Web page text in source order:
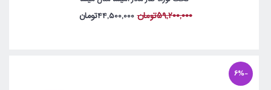
59,200,000تومان 44,500,000تومان
-6%